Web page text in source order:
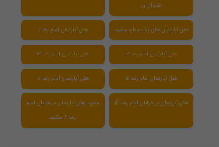
شام ارزان
هتل آپارتمان های یک ستاره مشهد هتل آپارتمان امام رضا ۱
هتل آپارتمان امام رضا ۲ هتل آپارتمان امام رضا 3
هتل آپارتمان امام رضا ۵ هتل آپارتمان امام رضا ۸
هتل آپارتمان در خیابان امام رضا 16
مشهد هتل آپارتمان در خیابان امام
رضا 8 مشهد